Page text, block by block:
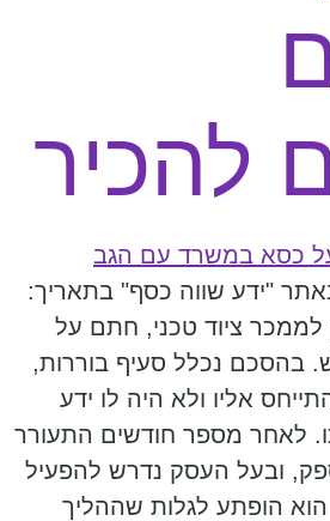
להכיר
"ידע שווה כסף" בתאריך:
עסק לממכר ציוד טכני, חתם על
נכלל סעיף בוררות,
אליו ולא היה לו ידע
לאחר מספר חודשים התעורר
ובעל העסק נדרש להפעיל
הופתע לגלות שההליך